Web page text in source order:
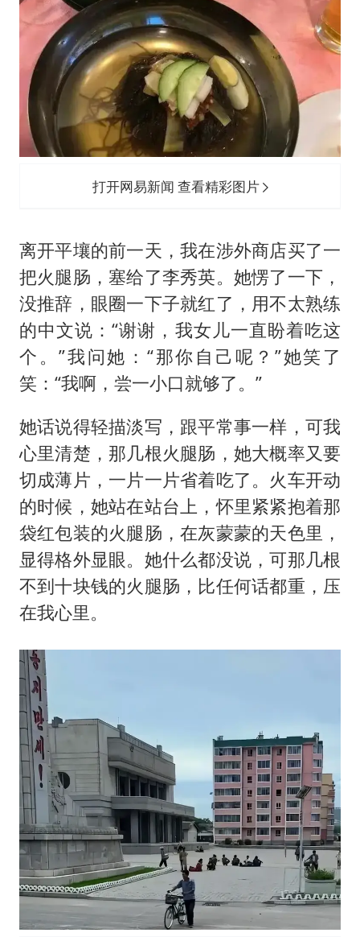
打开网易新闻 查看精彩图片
离开平壤的前一天，我在涉外商店买了一
把火腿肠，塞给了李秀英。她愣了一下，
没推辞，眼圈一下子就红了，用不太熟练
的中文说：“谢谢，我女儿一直盼着吃这
个。”我问她：“那你自己呢？”她笑了
笑：“我啊，尝一小口就够了。”
她话说得轻描淡写，跟平常事一样，可我
心里清楚，那几根火腿肠，她大概率又要
切成薄片，一片一片省着吃了。火车开动
的时候，她站在站台上，怀里紧紧抱着那
袋红包装的火腿肠，在灰蒙蒙的天色里，
显得格外显眼。她什么都没说，可那几根
不到十块钱的火腿肠，比任何话都重，压
在我心里。